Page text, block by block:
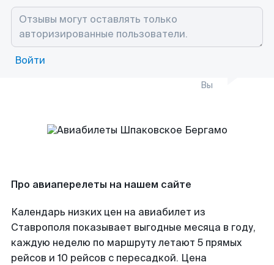
Войти
Вы
Про авиаперелеты на нашем сайте
Календарь низких цен на авиабилет из
Ставрополя показывает выгодные месяца в году,
каждую неделю по маршруту летают 5 прямых
рейсов и 10 рейсов с пересадкой. Цена